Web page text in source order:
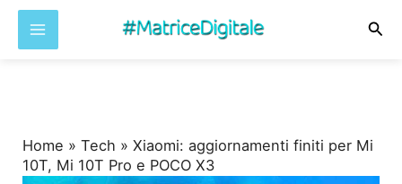
Home »Tech »Xiaomi: aggiornamenti finiti per Mi
10T, Mi 10T Pro e POCO X3